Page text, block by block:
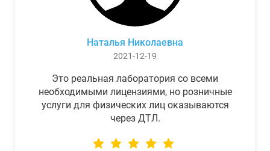
Наталья Николаевна
2021-12-19
Это реальная лаборатория со всеми
необходимыми лицензиями, но розничные
услуги для физических лиц оказываются
через ДТЛ.